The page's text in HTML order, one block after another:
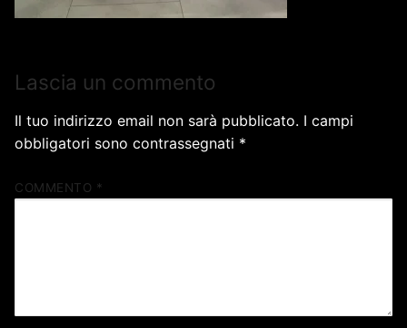
Lascia un commento
Il tuo indirizzo email non sarà pubblicato. I campi
obbligatori sono contrassegnati *
COMMENTO *